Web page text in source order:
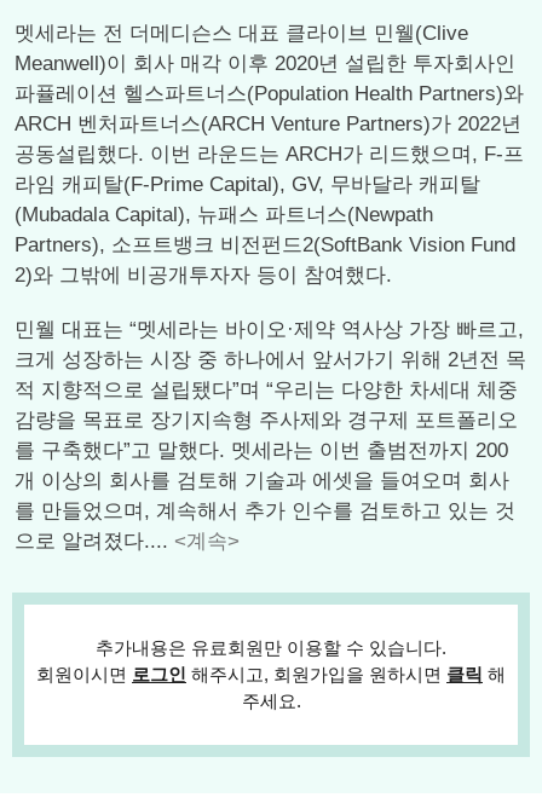
멧세라는 전 더메디슨스 대표 클라이브 민웰(Clive
Meanwell)이 회사 매각 이후 2020년 설립한 투자회사인
파퓰레이션 헬스파트너스(Population Health Partners)와
ARCH 벤처파트너스(ARCH Venture Partners)가 2022년
공동설립했다. 이번 라운드는 ARCH가 리드했으며, F-프
라임 캐피탈(F-Prime Capital), GV, 무바달라 캐피탈
(Mubadala Capital), 뉴패스 파트너스(Newpath
Partners), 소프트뱅크 비전펀드2(SoftBank Vision Fund
2)와 그밖에 비공개투자자 등이 참여했다.
민웰 대표는 “멧세라는 바이오·제약 역사상 가장 빠르고,
크게 성장하는 시장 중 하나에서 앞서가기 위해 2년전 목
적 지향적으로 설립됐다”며 “우리는 다양한 차세대 체중
감량을 목표로 장기지속형 주사제와 경구제 포트폴리오
를 구축했다”고 말했다. 멧세라는 이번 출범전까지 200
개 이상의 회사를 검토해 기술과 에셋을 들여오며 회사
를 만들었으며, 계속해서 추가 인수를 검토하고 있는 것
으로 알려졌다.... <계속>
추가내용은 유료회원만 이용할 수 있습니다.
회원이시면 로그인 해주시고, 회원가입을 원하시면 클릭 해
주세요.